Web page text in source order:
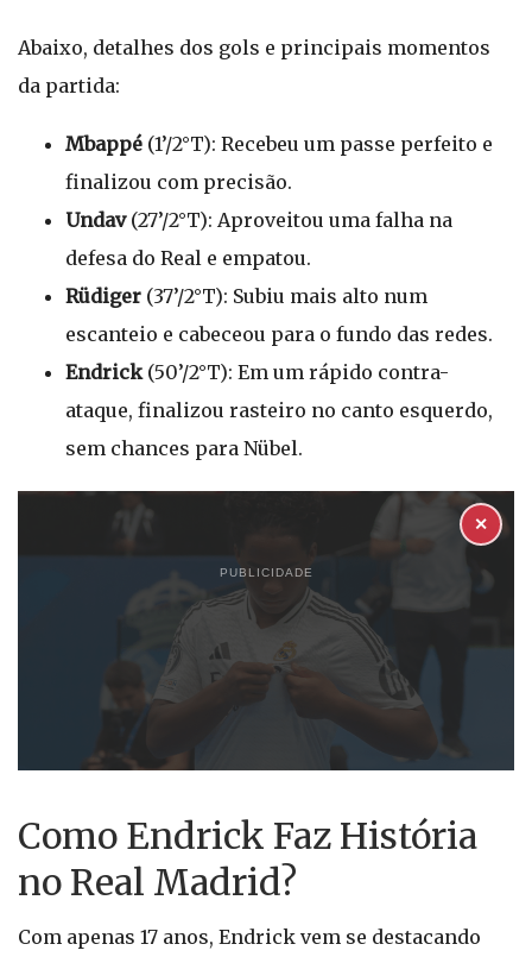
Abaixo, detalhes dos gols e principais momentos
da partida:
Mbappé (1’/2°T): Recebeu um passe perfeito e
finalizou com precisão.
Undav(27’/2°T): Aproveitou uma falha na
defesa do Real e empatou.
Rüdiger (37’/2°T): Subiu mais alto num
escanteio e cabeceou para o fundo das redes.
Endrick(50’/2°T): Em um rápido contra-
ataque, finalizou rasteiro no canto esquerdo,
sem chances para Nübel.
PUBLICIDADE
✕
Como Endrick Faz História
no Real Madrid?
Com apenas 17 anos, Endrick vem se destacando